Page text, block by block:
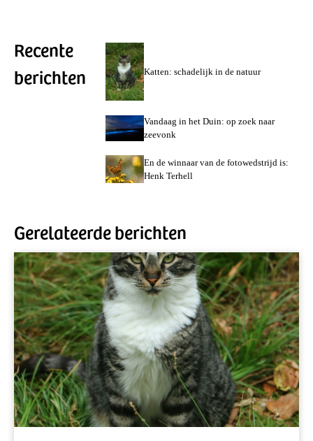
Recente
berichten
Katten: schadelijk in de natuur
Vandaag in het Duin: op zoek naar
zeevonk
En de winnaar van de fotowedstrijd is:
Henk Terhell
Gerelateerde berichten